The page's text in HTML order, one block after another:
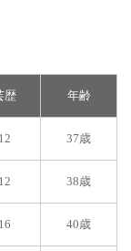
歴 年齢
12 37歳
12 38歳
16 40歳